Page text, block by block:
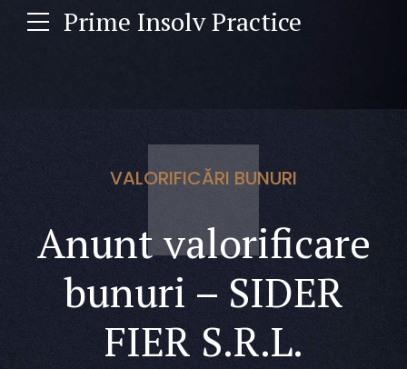
Prime Insolv Practice
VALORIFICĂRI BUNURI
Anunt valorificare
bunuri – SIDER
FIER S.R.L.